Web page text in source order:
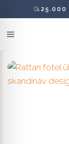
25.000